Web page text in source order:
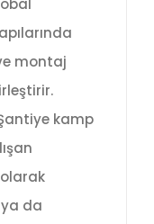
montaj
kamp
da